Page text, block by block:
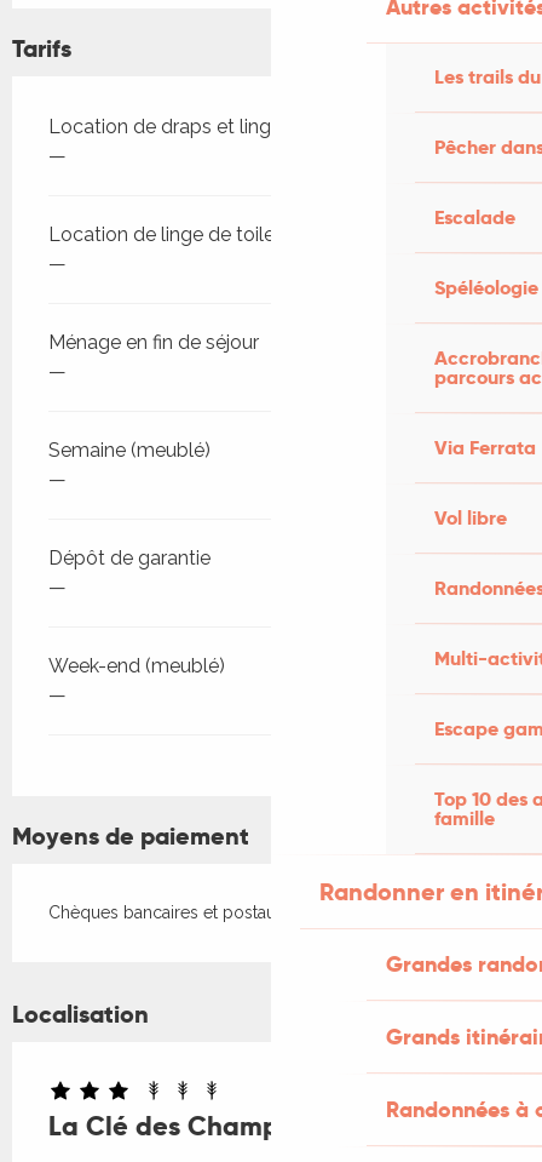
Autres
Les trails
Pêcher
Escalade
Spéléologie
parcours
Via Ferrata
Vol libre
Multi-
Escape
Top 10 des
famille
Randonner en
Grandes
Grands
Randonnées
Tarifs
Tarifs 2026
Location de draps et linge de maison
—
Location de linge de toilette et de draps
—
Ménage en fin de séjour
—
Semaine (meublé)
—
Dépôt de garantie
—
Week-end (meublé)
—
Moyens de paiement
Chèques bancaires et postaux
Localisation
La Clé des Champs